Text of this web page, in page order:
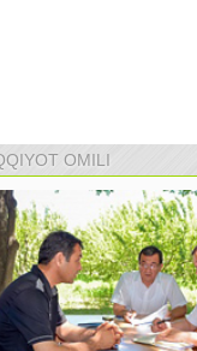
OMILI